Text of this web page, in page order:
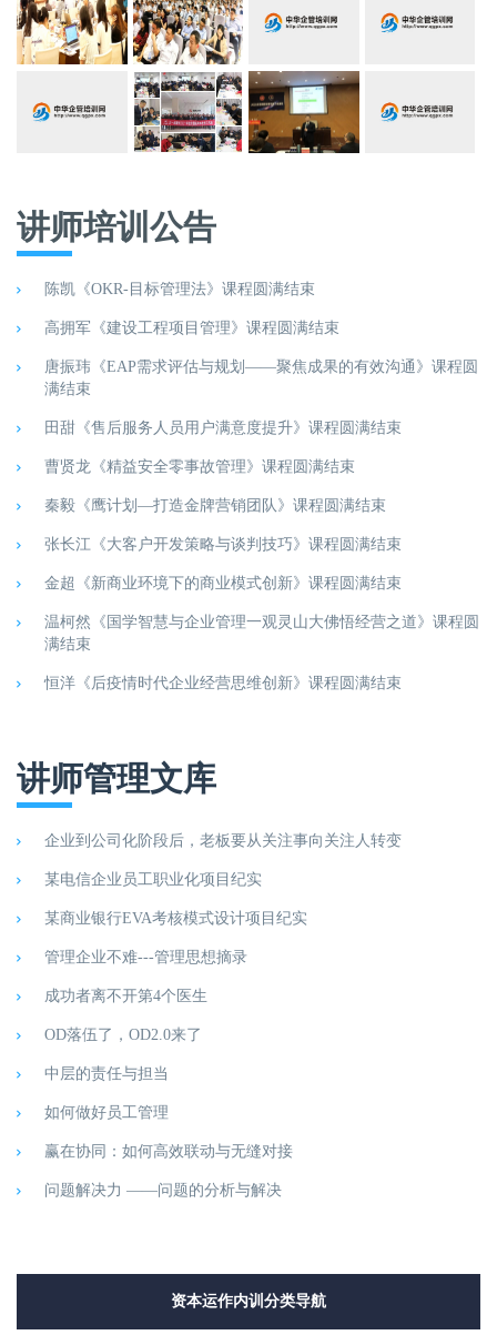
讲师培训公告
陈凯《OKR-目标管理法》课程圆满结束
高拥军《建设工程项目管理》课程圆满结束
唐振玮《EAP需求评估与规划——聚焦成果的有效沟通》课程圆
满结束
田甜《售后服务人员用户满意度提升》课程圆满结束
曹贤龙《精益安全零事故管理》课程圆满结束
秦毅《鹰计划—打造金牌营销团队》课程圆满结束
张长江《大客户开发策略与谈判技巧》课程圆满结束
金超《新商业环境下的商业模式创新》课程圆满结束
温柯然《国学智慧与企业管理一观灵山大佛悟经营之道》课程圆
满结束
恒洋《后疫情时代企业经营思维创新》课程圆满结束
讲师管理文库
企业到公司化阶段后，老板要从关注事向关注人转变
某电信企业员工职业化项目纪实
某商业银行EVA考核模式设计项目纪实
管理企业不难---管理思想摘录
成功者离不开第4个医生
OD落伍了，OD2.0来了
中层的责任与担当
如何做好员工管理
赢在协同：如何高效联动与无缝对接
问题解决力 ——问题的分析与解决
资本运作内训分类导航